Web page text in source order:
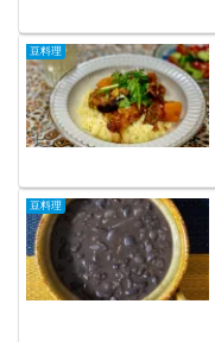
豆料理
豆料理